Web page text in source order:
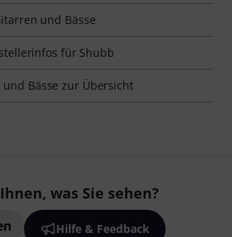
und Bässe
für Shubb
Bässe zur Übersicht
was Sie sehen?
Hilfe & Feedback